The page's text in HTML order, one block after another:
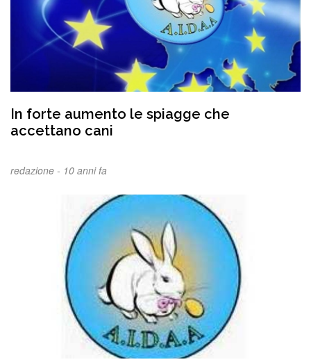
In forte aumento le spiagge che
accettano cani
redazione - 10 anni fa